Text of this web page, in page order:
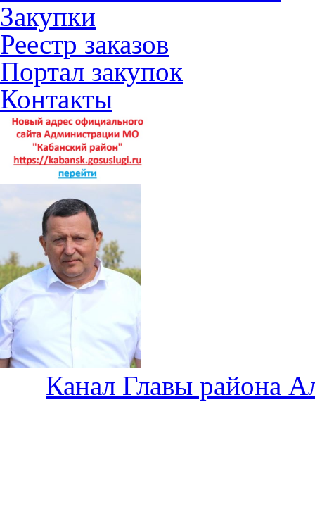
Закупки
Реестр заказов
Портал закупок
Контакты
Канал Главы района